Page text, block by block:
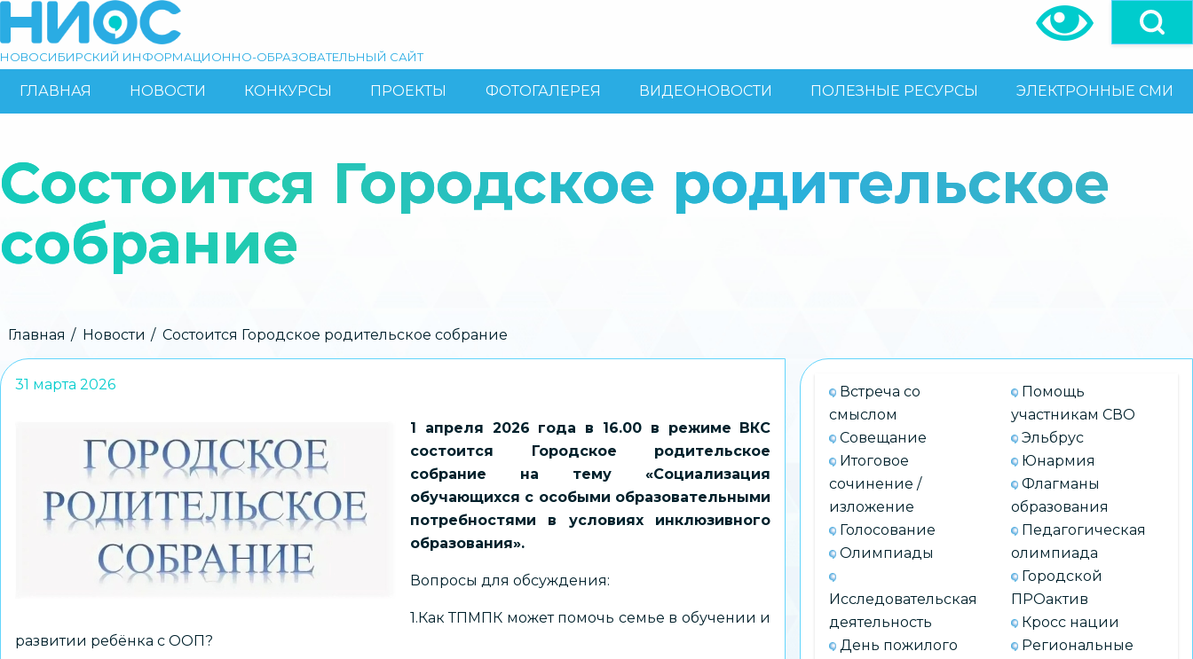
основному
Поиск
НОВОСИБИРСКИЙ ИНФОРМАЦИОННО-ОБРАЗОВАТЕЛЬНЫЙ САЙТ
ОСНОВНАЯ
ГЛАВНАЯ НОВОСТИ КОНКУРСЫ ПРОЕКТЫ ФОТОГАЛЕРЕЯ ВИДЕОНОВОСТИ ПОЛЕЗНЫЕ РЕСУРСЫ ЭЛЕКТРОННЫЕ СМИ
Состоится Городское родительское
собрание
Строка
навигации
Главная Новости Состоится Городское родительское собрание
31 марта 2026
1 апреля 2026 года в 16.00 в режиме ВКС
состоится Городское родительское
собрание на тему «Социализация
обучающихся с особыми образовательными
потребностями в условиях инклюзивного
образования».
Вопросы для обсуждения:
1.Как ТПМПК может помочь семье в обучении и
развитии ребёнка с ООП?
Встреча со
смыслом
Совещание
Итоговое
сочинение /
изложение
Голосование
Олимпиады
Исследовательская
деятельность
День пожилого
Помощь
участникам СВО
Эльбрус
Юнармия
Флагманы
образования
Педагогическая
олимпиада
Городской
ПРОактив
Кросс нации
Региональные